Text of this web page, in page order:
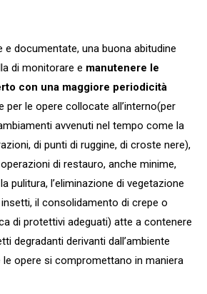
e documentate, una buona abitudine
di monitorare e manutenere le
con una maggiore periodicità
le opere collocate all’interno(per
avvenuti nel tempo come la
di punti di ruggine, di croste nere),
di restauro, anche minime,
pulitura, l’eliminazione di vegetazione
il consolidamento di crepe o
di protettivi adeguati) atte a contenere
degradanti derivanti dall’ambiente
opere si compromettano in maniera